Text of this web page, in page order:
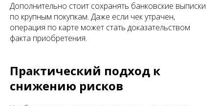
Дополнительно стоит сохранять банковские выписки
по крупным покупкам. Даже если чек утрачен,
операция по карте может стать доказательством
факта приобретения.
Практический подход к
снижению рисков